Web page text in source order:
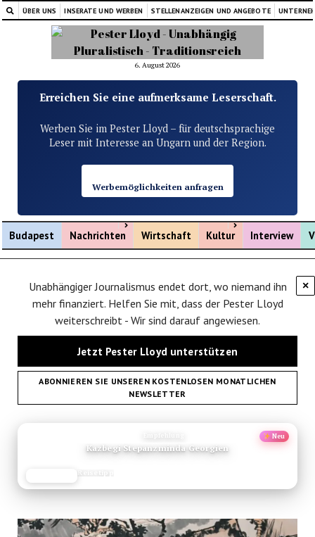
ÜBER UNS INSERATE UND WERBEN STELLENANZEIGEN UND ANGEBOTE
6. August 2026
Erreichen Sie eine aufmerksame Leserschaft.
Werben Sie im Pester Lloyd – für deutschsprachige
Leser mit Interesse an Ungarn und der Region.
Werbemöglichkeiten anfragen
Budapest Nachrichten
Menü öffnen
Wirtschaft Kultur
Menü öffnen
Interview
×
Unabhängiger Journalismus endet dort, wo niemand ihn
mehr finanziert. Helfen Sie mit, dass der Pester Lloyd
weiterschreibt - Wir sind darauf angewiesen.
Jetzt Pester Lloyd unterstützen
ABONNIEREN SIE UNSEREN KOSTENLOSEN MONATLICHEN
NEWSLETTER
Neu
Kazbegi Stepanzminda Georgien
Reisetipp